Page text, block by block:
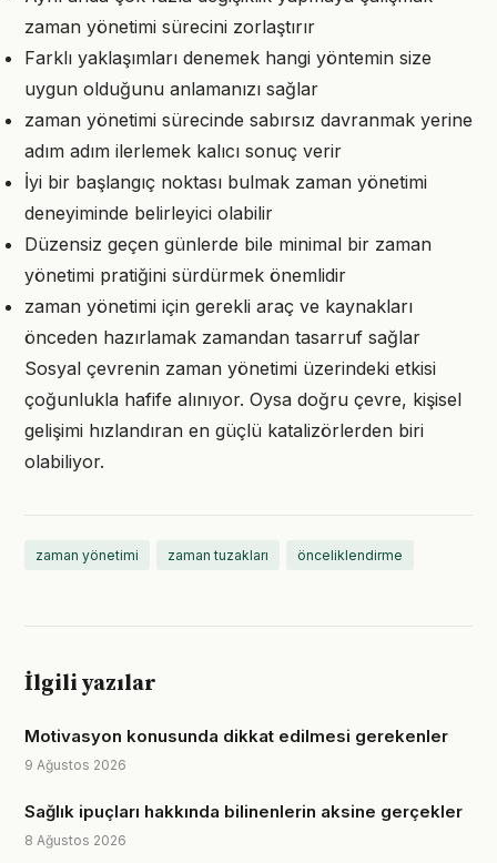
zaman yönetimi sürecini zorlaştırır
Farklı yaklaşımları denemek hangi yöntemin size
uygun olduğunu anlamanızı sağlar
zaman yönetimi sürecinde sabırsız davranmak yerine
adım adım ilerlemek kalıcı sonuç verir
İyi bir başlangıç noktası bulmak zaman yönetimi
deneyiminde belirleyici olabilir
Düzensiz geçen günlerde bile minimal bir zaman
yönetimi pratiğini sürdürmek önemlidir
zaman yönetimi için gerekli araç ve kaynakları
önceden hazırlamak zamandan tasarruf sağlar
Sosyal çevrenin zaman yönetimi üzerindeki etkisi
çoğunlukla hafife alınıyor. Oysa doğru çevre, kişisel
gelişimi hızlandıran en güçlü katalizörlerden biri
olabiliyor.
zaman yönetimi zaman tuzakları önceliklendirme
İlgili yazılar
Motivasyon konusunda dikkat edilmesi gerekenler
9 Ağustos 2026
Sağlık ipuçları hakkında bilinenlerin aksine gerçekler
8 Ağustos 2026